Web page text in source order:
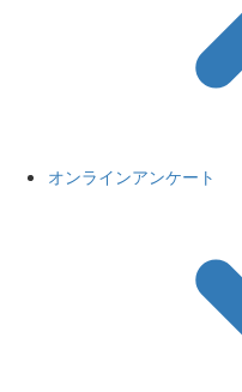
オンラインアンケート